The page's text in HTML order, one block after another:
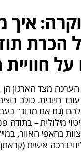
איך
הכרת
מצד הארגון הן
חיובית. כולם
(גם אם מדובר
מילולית – בתודה
בהאפי האוור,
ברכה אישית (קראתן